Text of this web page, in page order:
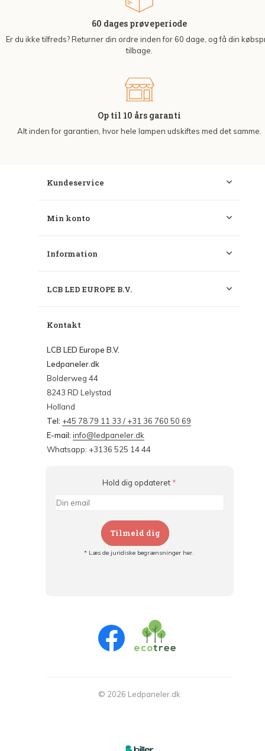
60 dages prøveperiode
Er du ikke tilfreds? Returner din ordre inden for 60 dage, og få din
tilbage.
Op til 10 års garanti
Alt inden for garantien, hvor hele lampen udskiftes med det samme.
Kundeservice
Min konto
Information
LCB LED EUROPE B.V.
Kontakt
LCB LED Europe B.V.
Ledpaneler.dk
Bolderweg 44
8243 RD Lelystad
Holland
Tel: +45 78 79 11 33 / +31 36 760 50 69
E-mail: info@ledpaneler.dk
Whatsapp: +3136 525 14 44
Hold dig opdateret *
Tilmeld dig
* Læs de juridiske begrænsninger her.
© 2026 Ledpaneler.dk